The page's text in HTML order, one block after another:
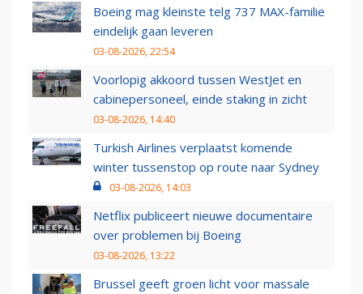
Boeing mag kleinste telg 737 MAX-familie
eindelijk gaan leveren
03-08-2026, 22:54
Voorlopig akkoord tussen WestJet en
cabinepersoneel, einde staking in zicht
03-08-2026, 14:40
Turkish Airlines verplaatst komende
winter tussenstop op route naar Sydney
03-08-2026, 14:03
Netflix publiceert nieuwe documentaire
over problemen bij Boeing
03-08-2026, 13:22
Brussel geeft groen licht voor massale